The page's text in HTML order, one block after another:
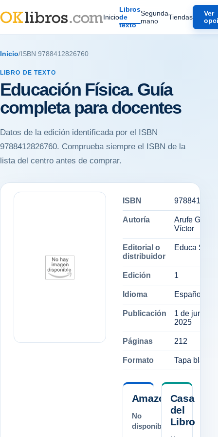
Inicio
Libros
de
texto
Segunda
mano
Tiendas
Ver
Inicio/ ISBN 9788412826760
LIBRO DE TEXTO
Educación Física. Guía
completa para docentes
Datos de la edición identificada por el ISBN
9788412826760. Comprueba siempre el ISBN de la
lista del centro antes de comprar.
ISBN
Autoría
Arufe
Víctor
Editorial o
distribuidor
Educa
Edición 1
Idioma Español
Publicación
1 de junio
2025
Páginas 212
Formato Tapa blanda
Amazon.es
No
disponible.
Casa
del
Libro